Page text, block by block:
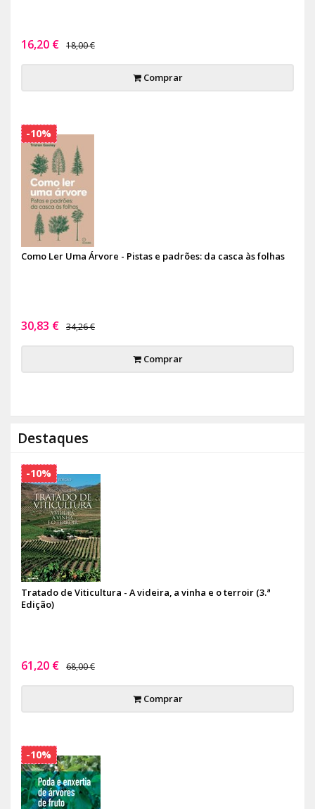
16,20 € 18,00 €
Comprar
Como Ler Uma Árvore - Pistas e padrões: da casca às folhas
30,83 € 34,26 €
Comprar
-10%
Destaques
Tratado de Viticultura - A videira, a vinha e o terroir (3.ª
Edição)
61,20 € 68,00 €
Comprar
-10%
-10%